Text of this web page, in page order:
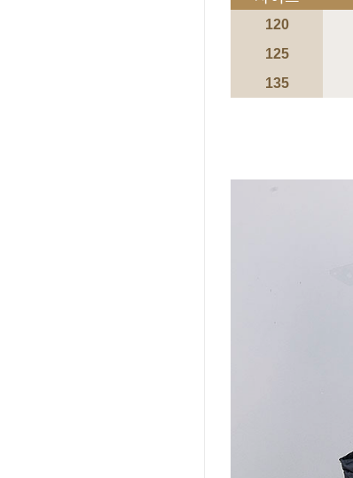
120
125
135